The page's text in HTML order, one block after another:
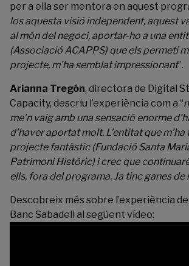
per a ella ser mentora en aquest
los aquesta visió independent, aquest
al món del negoci, aportar-ho a una
(Associació ACAPPS) que els permeti
projecte, m’ha semblat impressionant”.
Arianna Tregón, directora de Digital
Capacity, descriu l’experiència com a “
me’n vaig amb una sensació enorme
d’haver aportat molt. L’entitat que
projecte fantàstic (Fundació Santa
Patrimoni Històric) i crec que
ells, fora del programa. Ja tinc ganes de
Descobreix més sobre l’experiència
Banc Sabadell al següent vídeo: